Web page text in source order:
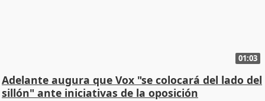
01:03
Adelante augura que Vox "se colocará del lado del
sillón" ante iniciativas de la oposición